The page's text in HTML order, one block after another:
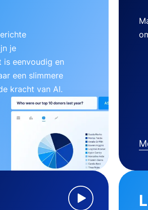
je
is eenvoudig en
een slimmere
kracht van AI.